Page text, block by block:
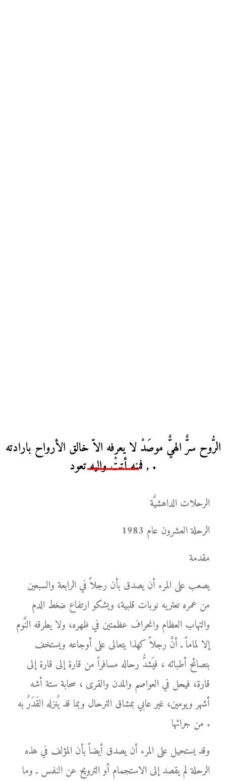
الرُّوح سرٌّ الهيٌّ موصَدْ لا يعرفه الاّ خالق الأرواح بارادته
, فمنه أتتْ واليه تعود .
الرحلات الداهشيَّة
الرحلة العشرون عام 1983
مقدمة
يصعب على المرء أن يصدق بأن رجلاً في الرابعة والسبعين
من عمره تعتريه نوبات قلبية، ويشكو ارتفاع ضغط الدم
والتهاب العظام وانحراف عظمتين في ظهره، ولا يطرقه النَّوم
إلا لماماً ـ أنَّ رجلاً كهذا يتعالى على أوجاعه ويستخف
بنصائح أطبائه ، فيَشدُّ رحاله مسافراً من قارة إلى قارة إلى
قارة، فيحل في العواصم والمدن والقرى ، سحابة ستة أشه
أشهر ويومين، غير عابي بمشاق الترحال وبما قد يُنزله القَدَرُ به
من جرائها .
وقد يستحيل على المرء أن يصدق أيضاً بأن المؤلف في هذه
الرحلة لم يقصد إلى الاستجمام أو الترويح عن النفس ـ وما